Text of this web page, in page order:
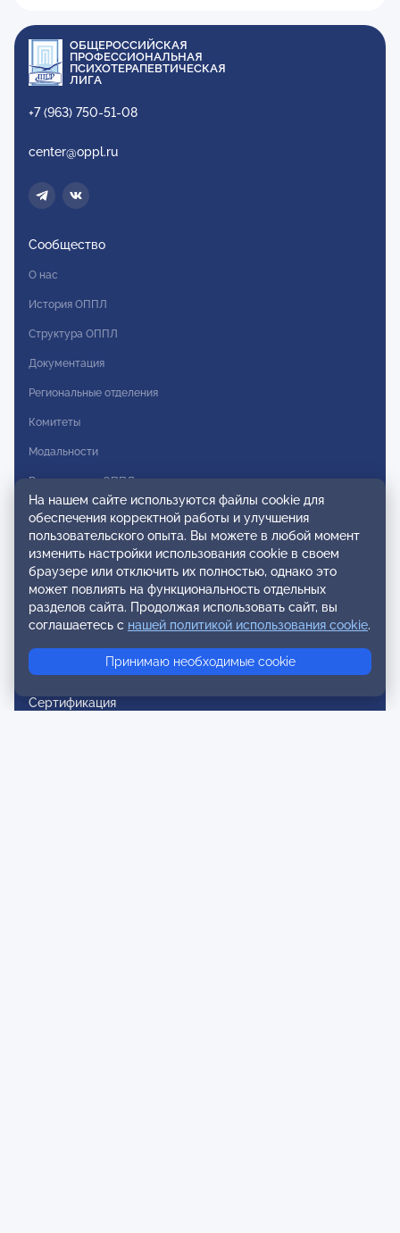
ОБЩЕРОССИЙСКАЯ
ПРОФЕССИОНАЛЬНАЯ
ПСИХОТЕРАПЕВТИЧЕСКАЯ
ЛИГА
+7 (963) 750-51-08
center@oppl.ru
Сообщество
О нас
История ОППЛ
Структура ОППЛ
Документация
Региональные отделения
Комитеты
Модальности
Вступление в ОППЛ
Реестры
Реестр наблюдательных членов
Реестр консультативных членов
Реестр действительных членов
Сертификация
На нашем сайте используются файлы cookie для
обеспечения корректной работы и улучшения
пользовательского опыта. Вы можете в любой момент
изменить настройки использования cookie в своем
браузере или отключить их полностью, однако это
может повлиять на функциональность отдельных
разделов сайта. Продолжая использовать сайт, вы
соглашаетесь с нашей политикой использования cookie.
Принимаю необходимые cookie